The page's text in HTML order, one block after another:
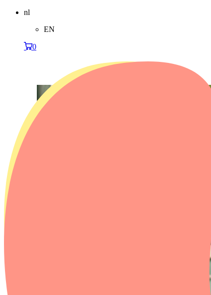
nl
EN
0